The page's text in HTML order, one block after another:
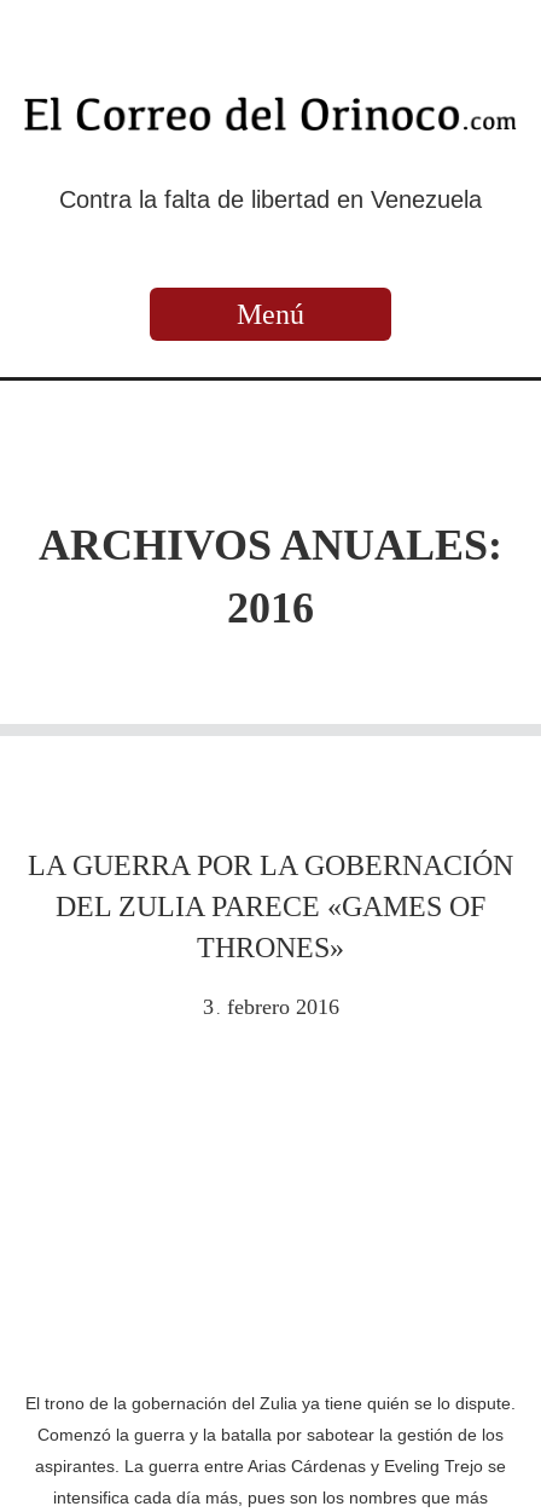
Contra la falta de libertad en Venezuela
Menú
ARCHIVOS ANUALES:
2016
LA GUERRA POR LA GOBERNACIÓN
DEL ZULIA PARECE «GAMES OF
THRONES»
3 . febrero 2016
El trono de la gobernación del Zulia ya tiene quién se lo dispute.
Comenzó la guerra y la batalla por sabotear la gestión de los
aspirantes. La guerra entre Arias Cárdenas y Eveling Trejo se
intensifica cada día más, pues son los nombres que más